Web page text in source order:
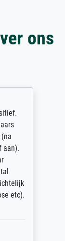
ons
aan).
etc).